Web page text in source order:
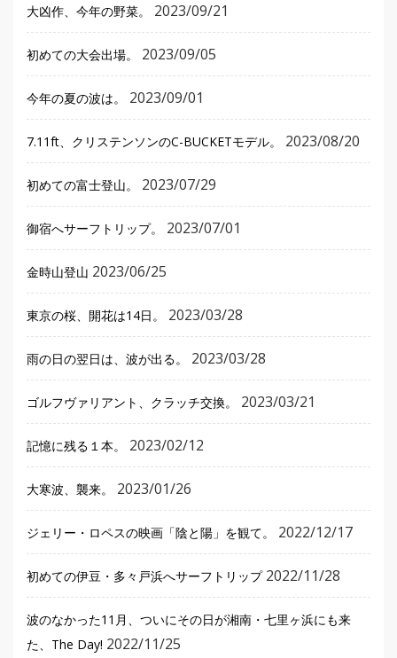
大凶作、今年の野菜。 2023/09/21
初めての大会出場。 2023/09/05
今年の夏の波は。 2023/09/01
7.11ft、クリステンソンのC-BUCKETモデル。 2023/08/20
初めての富士登山。 2023/07/29
御宿へサーフトリップ。 2023/07/01
金時山登山 2023/06/25
東京の桜、開花は14日。 2023/03/28
雨の日の翌日は、波が出る。 2023/03/28
ゴルフヴァリアント、クラッチ交換。 2023/03/21
記憶に残る１本。 2023/02/12
大寒波、襲来。 2023/01/26
ジェリー・ロペスの映画「陰と陽」を観て。 2022/12/17
初めての伊豆・多々戸浜へサーフトリップ 2022/11/28
波のなかった11月、ついにその日が湘南・七里ヶ浜にも来
た、The Day! 2022/11/25